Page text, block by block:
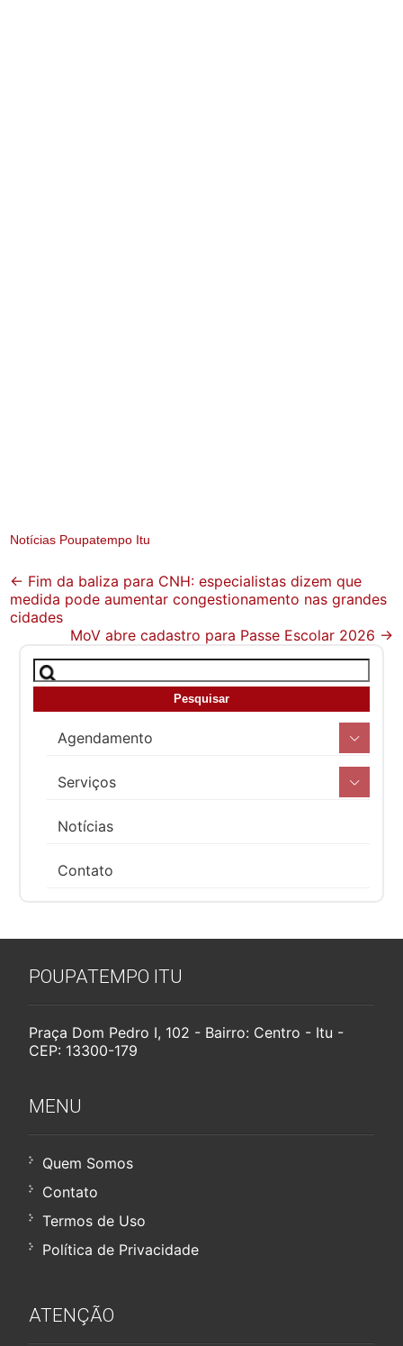
Notícias Poupatempo Itu
Post
navigation
← Fim da baliza para CNH: especialistas dizem que
medida pode aumentar congestionamento nas grandes
cidades
MoV abre cadastro para Passe Escolar 2026 →
Agendamento
Serviços
Notícias
Contato
POUPATEMPO ITU
Praça Dom Pedro I, 102 - Bairro: Centro - Itu -
CEP: 13300-179
MENU
Quem Somos
Contato
Termos de Uso
Política de Privacidade
ATENÇÃO